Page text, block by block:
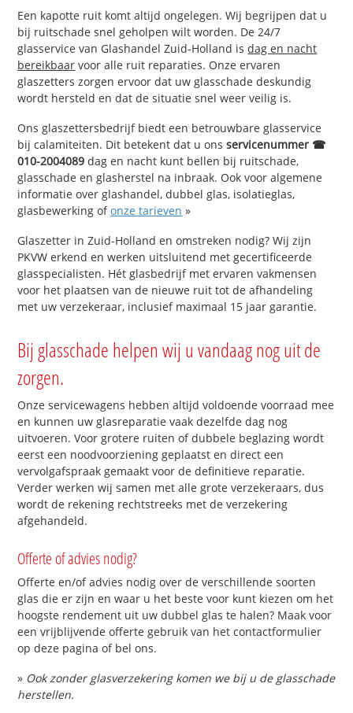
Een kapotte ruit komt altijd ongelegen. Wij begrijpen dat u
bij ruitschade snel geholpen wilt worden. De 24/7
glasservice van Glashandel Zuid-Holland isdag en nacht
bereikbaar voor alle ruit reparaties. Onze ervaren
glaszetters zorgen ervoor dat uw glasschade deskundig
wordt hersteld en dat de situatie snel weer veilig is.
Ons glaszettersbedrijf biedt een betrouwbare glasservice
bij calamiteiten. Dit betekent dat u onsservicenummer ☎
010-2004089 dag en nacht kunt bellen bij ruitschade,
glasschade en glasherstel na inbraak. Ook voor algemene
informatie over glashandel, dubbel glas, isolatieglas,
glasbewerking ofonze tarieven »
Glaszetter in Zuid-Holland en omstreken nodig? Wij zijn
PKVW erkend en werken uitsluitend met gecertificeerde
glasspecialisten. Hét glasbedrijf met ervaren vakmensen
voor het plaatsen van de nieuwe ruit tot de afhandeling
met uw verzekeraar, inclusief maximaal 15 jaar garantie.
Bij glasschade helpen wij u vandaag nog uit de
zorgen.
Onze servicewagens hebben altijd voldoende voorraad mee
en kunnen uw glasreparatie vaak dezelfde dag nog
uitvoeren. Voor grotere ruiten of dubbele beglazing wordt
eerst een noodvoorziening geplaatst en direct een
vervolgafspraak gemaakt voor de definitieve reparatie.
Verder werken wij samen met alle grote verzekeraars, dus
wordt de rekening rechtstreeks met de verzekering
afgehandeld.
Offerte of advies nodig?
Offerte en/of advies nodig over de verschillende soorten
glas die er zijn en waar u het beste voor kunt kiezen om het
hoogste rendement uit uw dubbel glas te halen? Maak voor
een vrijblijvende offerte gebruik van het contactformulier
op deze pagina of bel ons.
» Ook zonder glasverzekering komen we bij u de glasschade
herstellen.